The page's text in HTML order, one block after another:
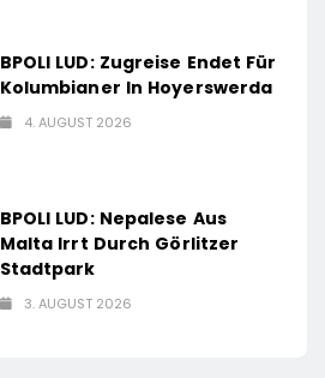
BPOLI LUD: Zugreise Endet Für
Kolumbianer In Hoyerswerda
4. AUGUST 2026
BPOLI LUD: Nepalese Aus
Malta Irrt Durch Görlitzer
Stadtpark
3. AUGUST 2026